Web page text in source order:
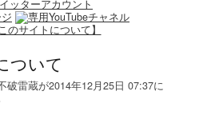
このサイトについて】
ついて
破雷蔵が2014年12月25日 07:37に